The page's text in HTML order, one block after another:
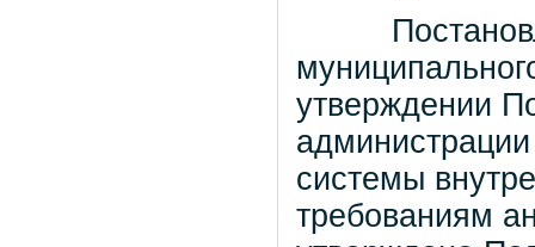
утверждении
системы
требованиям